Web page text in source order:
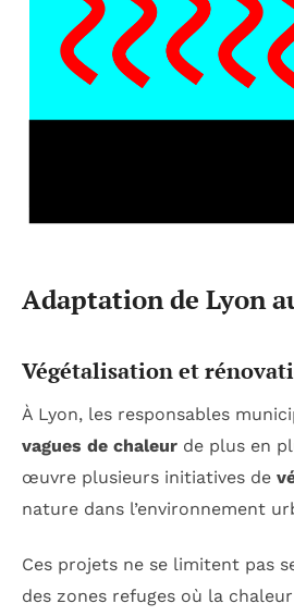
Adaptation de Lyon
Végétalisation et
À Lyon, les responsables
vagues de chaleur de plus en
œuvre plusieurs initiatives de
nature dans l’environnement
Ces projets ne se limitent pas
des zones refuges où la